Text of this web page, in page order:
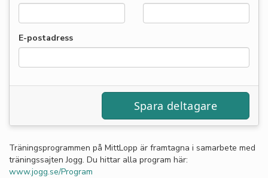
E-postadress
Träningsprogrammen på MittLopp är framtagna i samarbete med
träningssajten Jogg. Du hittar alla program här:
www.jogg.se/Program